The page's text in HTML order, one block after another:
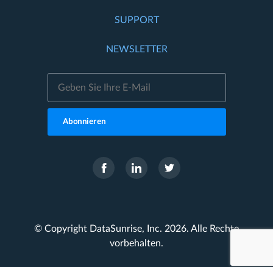
SUPPORT
NEWSLETTER
Abonnieren
© Copyright DataSunrise, Inc. 2026. Alle Rechte
vorbehalten.